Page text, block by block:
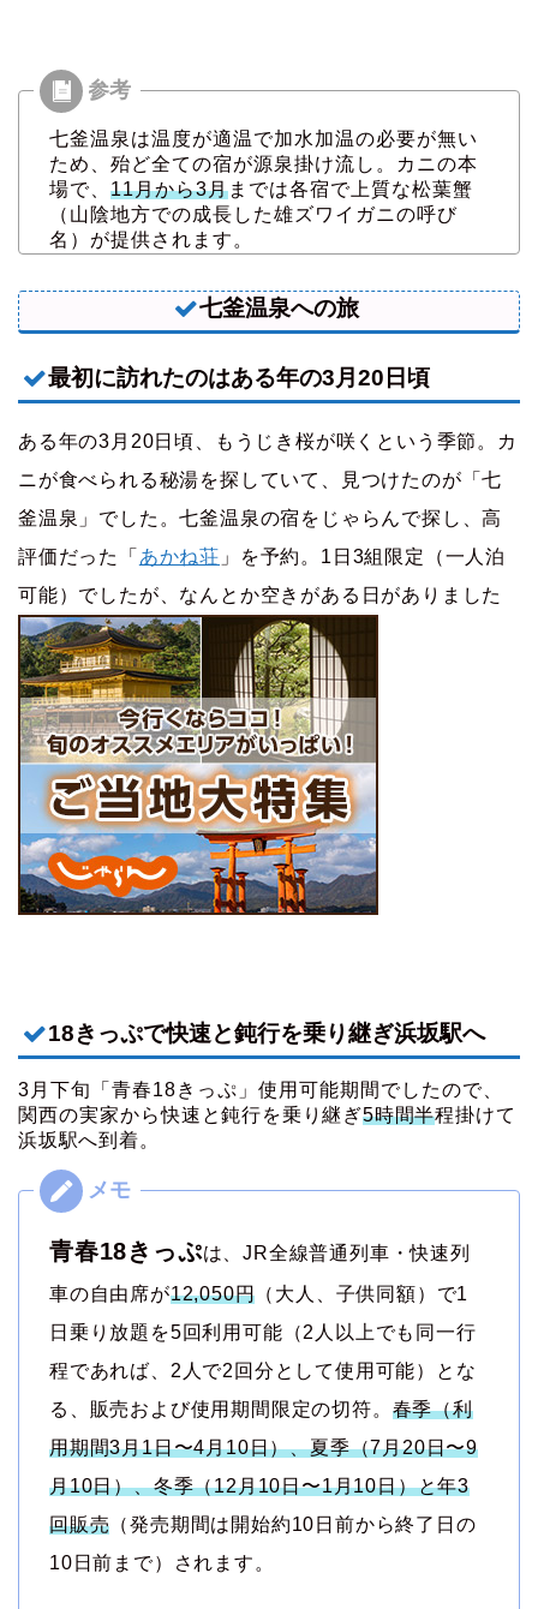
七釜温泉は温度が適温で加水加温の必要が無い
ため、殆ど全ての宿が源泉掛け流し。カニの本
場で、 11月から3月までは各宿で上質な松葉蟹
（山陰地方での成長した雄ズワイガニの呼び
名）が提供されます。
七釜温泉への旅
最初に訪れたのはある年の3月20日頃
ある年の3月20日頃、もうじき桜が咲くという季節。カ
ニが食べられる秘湯を探していて、見つけたのが「七
釜温泉」でした。七釜温泉の宿をじゃらんで探し、高
評価だった「 あかね荘 」を予約。1日3組限定（一人泊
可能）でしたが、なんとか空きがある日がありました
18きっぷで快速と鈍行を乗り継ぎ浜坂駅へ
3月下旬「青春18きっぷ」使用可能期間でしたので、
関西の実家から快速と鈍行を乗り継ぎ5時間半程掛けて
浜坂駅へ到着。
青春18きっぷは、JR全線普通列車・快速列
車の自由席が12,050円 （大人、子供同額）で1
日乗り放題を5回利用可能（2人以上でも同一行
程であれば、2人で2回分として使用可能）とな
る、販売および使用期間限定の切符。 春季（利
用期間3月1日〜4月10日）、夏季（7月20日〜9
月10日）、冬季（12月10日〜1月10日）と年3
回販売 （発売期間は開始約10日前から終了日の
10日前まで）されます。